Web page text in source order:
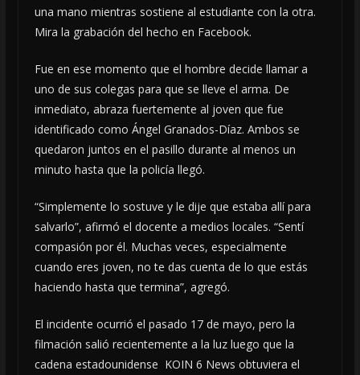
una mano mientras sostiene al estudiante con la otra.
Mira la grabación del hecho en Facebook.
Fue en ese momento que el hombre decide llamar a
uno de sus colegas para que se lleve el arma. De
inmediato, abraza fuertemente al joven que fue
identificado como Ángel Granados-Díaz. Ambos se
quedaron juntos en el pasillo durante al menos un
minuto hasta que la policía llegó.
“Simplemente lo sostuve y le dije que estaba allí para
salvarlo”, afirmó el docente a medios locales. “Sentí
compasión por él. Muchas veces, especialmente
cuando eres joven, no te das cuenta de lo que estás
haciendo hasta que termina”, agregó.
El incidente ocurrió el pasado 17 de mayo, pero la
filmación salió recientemente a la luz luego que la
cadena estadounidense KOIN 6 News obtuviera el